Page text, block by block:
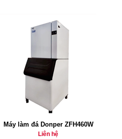
Máy làm đá Donper ZFH460W
Liên hệ